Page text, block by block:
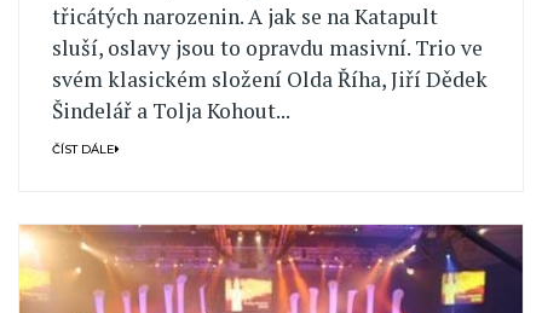
třicátých narozenin. A jak se na Katapult
sluší, oslavy jsou to opravdu masivní. Trio ve
svém klasickém složení Olda Říha, Jiří Dědek
Šindelář a Tolja Kohout...
ČÍST DÁLE